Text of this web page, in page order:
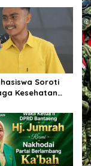
Soroti
Kesehatan
terhadap